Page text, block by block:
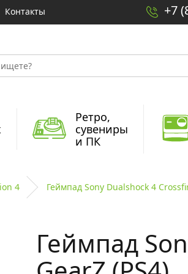
Контакты +7
Ретро,
сувениры
и ПК
4 Геймпад Sony Dualshock 4
Геймпад